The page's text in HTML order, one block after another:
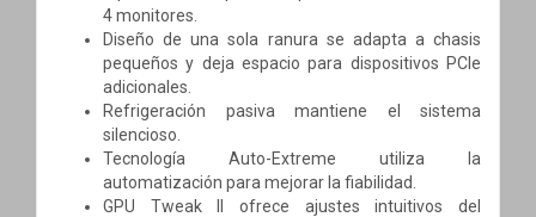
4 monitores.
Diseño de una sola ranura se adapta a chasis
pequeños y deja espacio para dispositivos PCIe
adicionales.
Refrigeración pasiva mantiene el sistema
silencioso.
Tecnología Auto-Extreme utiliza la
automatización para mejorar la fiabilidad.
GPU Tweak II ofrece ajustes intuitivos del